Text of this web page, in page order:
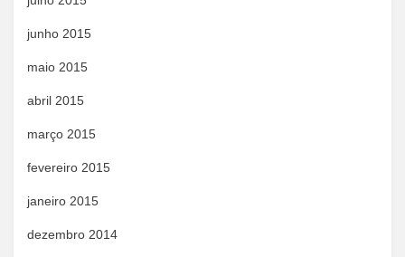
junho 2015
maio 2015
abril 2015
março 2015
fevereiro 2015
janeiro 2015
dezembro 2014